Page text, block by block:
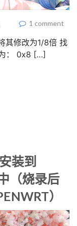
1 comment
其修改为1/8倍 找
： 0x8 […]
装到
（烧录后
）